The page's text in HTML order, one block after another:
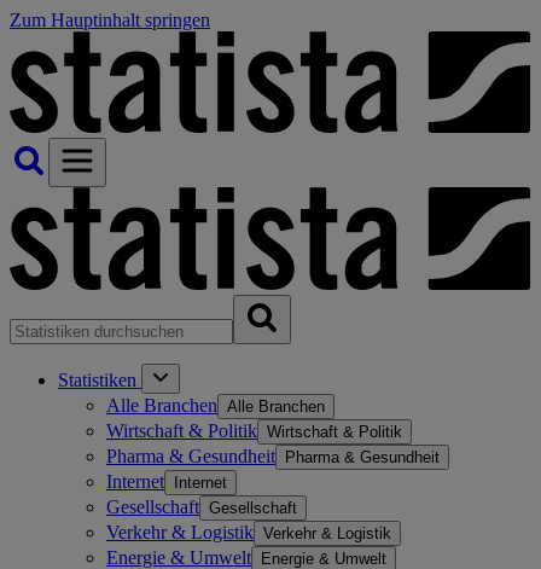
Zum Hauptinhalt springen
Statistiken
Alle Branchen Alle Branchen
Wirtschaft & Politik Wirtschaft & Politik
Pharma & Gesundheit Pharma & Gesundheit
Internet Internet
Gesellschaft Gesellschaft
Verkehr & Logistik Verkehr & Logistik
Energie & Umwelt Energie & Umwelt